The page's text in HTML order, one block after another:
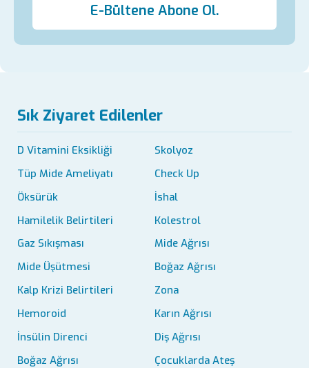
E-Bültene Abone Ol.
Sık Ziyaret Edilenler
D Vitamini Eksikliği
Skolyoz
Tüp Mide Ameliyatı
Check Up
Öksürük
İshal
Hamilelik Belirtileri
Kolestrol
Gaz Sıkışması
Mide Ağrısı
Mide Üşütmesi
Boğaz Ağrısı
Kalp Krizi Belirtileri
Zona
Hemoroid
Karın Ağrısı
İnsülin Direnci
Diş Ağrısı
Boğaz Ağrısı
Çocuklarda Ateş